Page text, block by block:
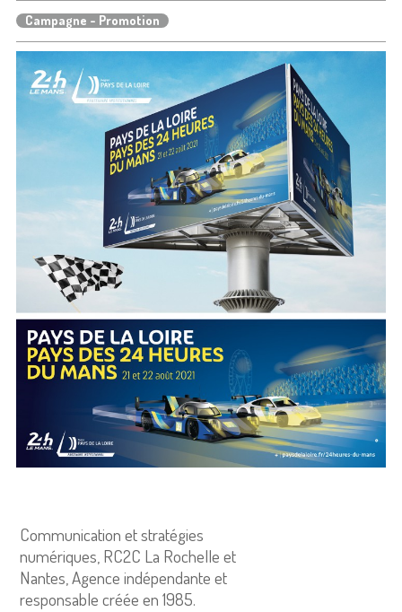
Campagne - Promotion
Communication et stratégies
numériques, RC2C La Rochelle et
Nantes, Agence indépendante et
responsable créée en 1985.